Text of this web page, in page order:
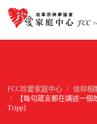
FCC珍愛家庭中心 信仰相
【每句箴言都在講述一
Tripp）